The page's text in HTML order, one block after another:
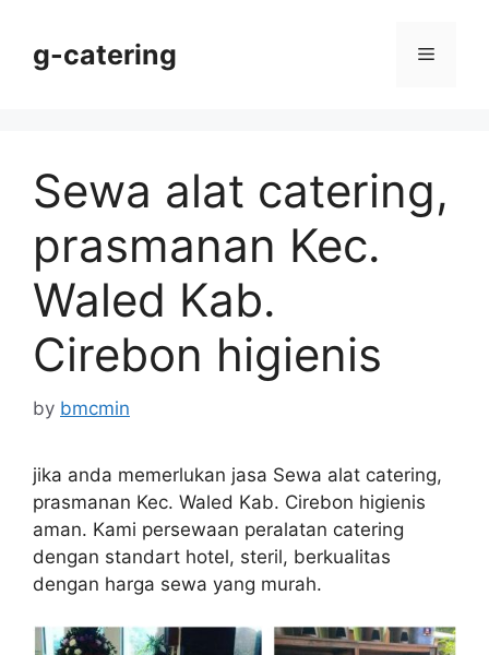
contentg-catering Menu
Sewa alat catering,
prasmanan Kec.
Waled Kab.
Cirebon higienis
by bmcmin
jika anda memerlukan jasa Sewa alat catering,
prasmanan Kec. Waled Kab. Cirebon higienis
aman. Kami persewaan peralatan catering
dengan standart hotel, steril, berkualitas
dengan harga sewa yang murah.